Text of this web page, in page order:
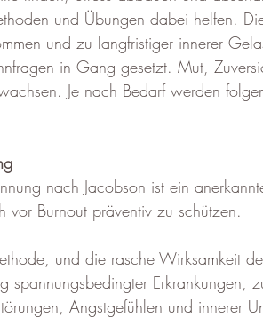
und Übungen dabei helfen.
und zu langfristiger innerer
in Gang gesetzt. Mut,
Je nach Bedarf werden
nach Jacobson ist ein
Burnout präventiv zu schützen.
und die rasche Wirksamkeit
spannungsbedingter Erkrankungen,
Angstgefühlen und innerer